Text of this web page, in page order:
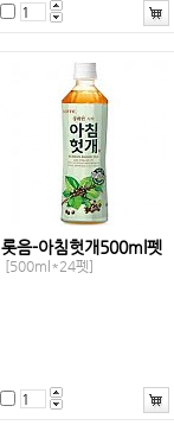
롯음-아침헛개500ml펫
[500ml*24펫]